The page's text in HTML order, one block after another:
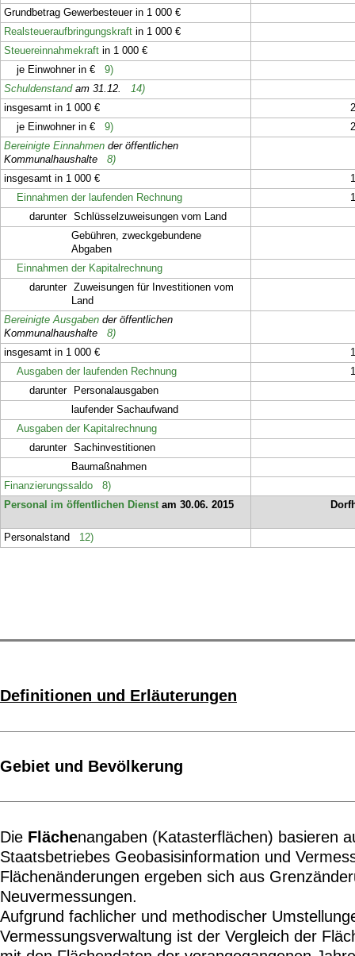
Grundbetrag Gewerbesteuer in 1 000 €
Realsteueraufbringungskraftin 1 000 €
Steuereinnahmekraftin 1 000 €
je Einwohner in € 9)
Schuldenstandam 31.12. 14)
insgesamt in 1 000 €
je Einwohner in € 9)
Bereinigte Einnahmender öffentlichen
Kommunalhaushalte 8)
insgesamt in 1 000 €
Einnahmen der laufenden Rechnung
darunter
Schlüsselzuweisungen vom Land
Gebühren, zweckgebundene
Abgaben
Einnahmen der Kapitalrechnung
darunter
Zuweisungen für Investitionen vom
Land
Bereinigte Ausgabender öffentlichen
Kommunalhaushalte 8)
insgesamt in 1 000 €
Ausgaben der laufenden Rechnung
darunter
Personalausgaben
laufender Sachaufwand
Ausgaben der Kapitalrechnung
darunter
Sachinvestitionen
Baumaßnahmen
Finanzierungssaldo
8)
Personal im öffentlichen Dienstam 30.06. 2015
Personalstand 12)
Definitionen und Erläuterungen
Gebiet und Bevölkerung
Die Flächenangaben (Katasterflächen) basieren
Staatsbetriebes Geobasisinformation und
Flächenänderungen ergeben sich aus
Neuvermessungen.
Aufgrund fachlicher und methodischer
Vermessungsverwaltung ist der Vergleich der